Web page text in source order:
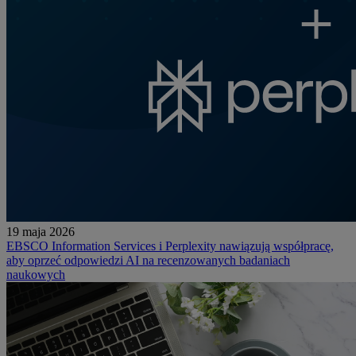
19 maja 2026
EBSCO Information Services i Perplexity nawiązują współpracę,
aby oprzeć odpowiedzi AI na recenzowanych badaniach
naukowych